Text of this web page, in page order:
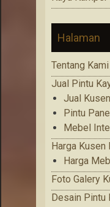
Halaman
Tentang Kami
Jual Pintu
Jual
Pintu
Mebel
Harga Kusen
Harga
Foto Galery
Desain Pintu